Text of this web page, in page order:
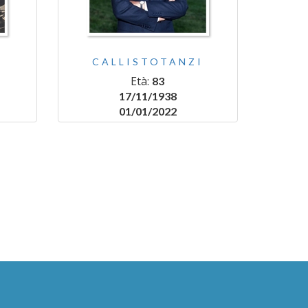
CALLISTOTANZI
Età: 83
17/11/1938
01/01/2022